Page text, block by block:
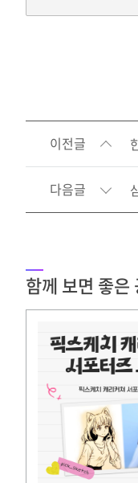
이전글
다음글
함께 보면 좋